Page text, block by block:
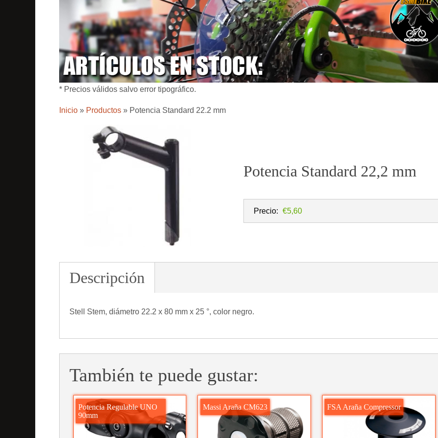
* Precios válidos salvo error tipográfico.
Inicio » Productos » Potencia Standard 22.2 mm
Potencia Standard 22,2 mm
Precio: €5,60
Descripción
Stell Stem, diámetro 22.2 x 80 mm x 25 °, color negro.
También te puede gustar:
Potencia Regulable UNO
90mm
Massi Araña CM623 FSA Araña Compressor